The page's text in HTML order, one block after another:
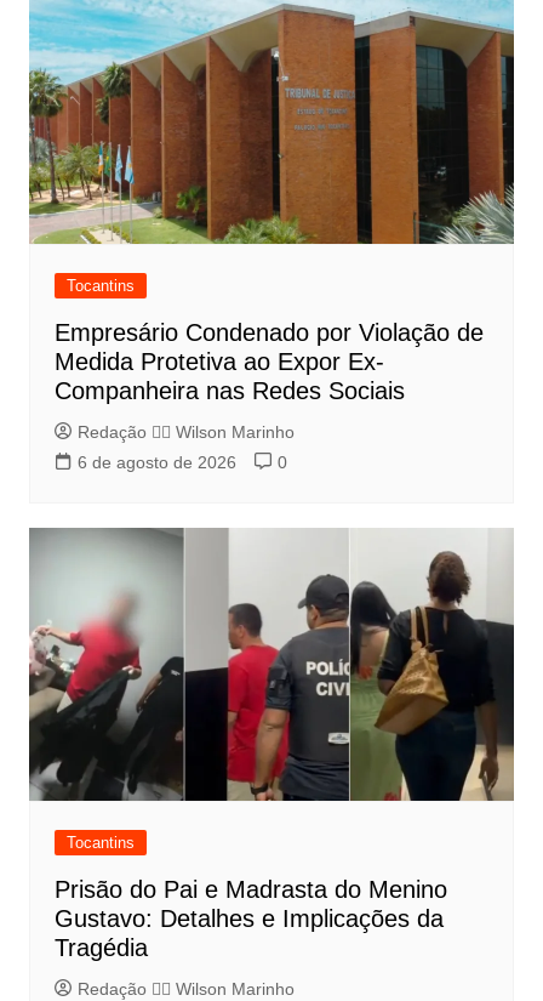
Tocantins
Empresário Condenado por Violação de
Medida Protetiva ao Expor Ex-
Companheira nas Redes Sociais
Redação 👨‍⚖️​ Wilson Marinho
6 de agosto de 2026
0
Tocantins
Prisão do Pai e Madrasta do Menino
Gustavo: Detalhes e Implicações da
Tragédia
Redação 👨‍⚖️​ Wilson Marinho